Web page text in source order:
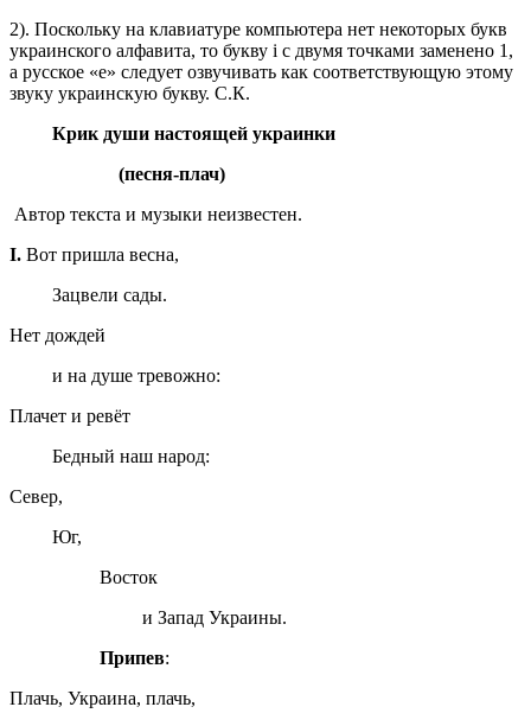
2). Поскольку на клавиатуре компьютера нет некоторых букв
украинского алфавита, то букву i с двумя точками заменено 1,
а русское «е» следует озвучивать как соответствующую этому
звуку украинскую букву. С.К.
Крик души настоящей украинки
(песня-плач)
Автор текста и музыки неизвестен.
I. Вот пришла весна,
Зацвели сады.
Нет дождей
и на душе тревожно:
Плачет и ревёт
Бедный наш народ:
Север,
Юг,
Восток
и Запад Украины.
Припев:
Плачь, Украина, плачь,